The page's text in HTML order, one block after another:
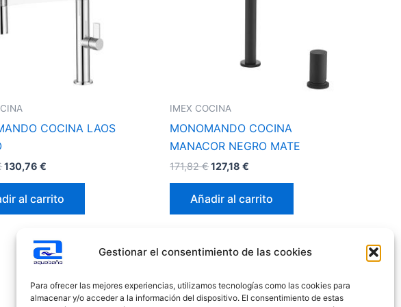
Gestionar el consentimiento de las cookies
Para ofrecer las mejores experiencias, utilizamos tecnologías como las cookies para
almacenar y/o acceder a la información del dispositivo. El consentimiento de estas
COCINA LAOS
130,76€
al carrito
IMEX COCINA
MONOMANDO COCINA
MANACOR NEGRO MATE
171,82€127,18€
Añadir al carrito